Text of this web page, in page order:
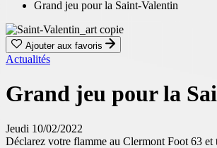
Grand jeu pour la Saint-Valentin
Ajouter aux favoris
Actualités
Grand jeu pour la
Jeudi 10/02/2022
Déclarez votre flamme au Clermont Foot 63 et